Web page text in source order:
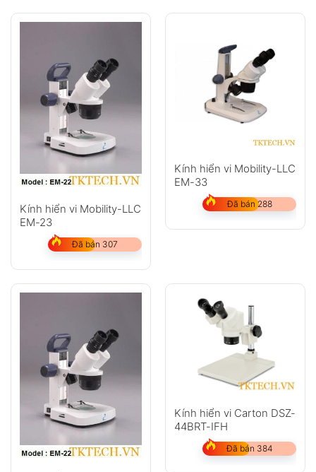
Kính hiển vi Mobility-LLC
EM-23
Đã bán 307
Kính hiển vi Mobility-LLC
EM-33
Đã bán 288
Kính hiển vi Carton DSZ-
44BRT-IFH
Đã bán 384